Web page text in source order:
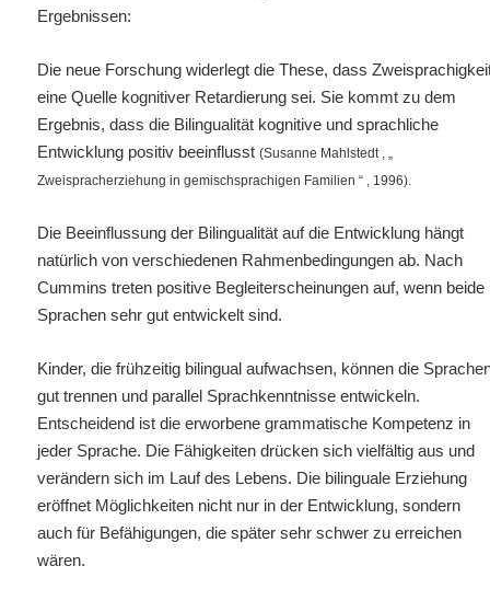
Ergebnissen:
Die neue Forschung widerlegt die These, dass
eine Quelle kognitiver Retardierung sei. Sie kommt zu dem
Ergebnis, dass die Bilingualität kognitive und sprachliche
Entwicklung positiv beeinflusst(Susanne Mahlstedt , „
Zweispracherziehung in gemischsprachigen Familien “ , 1996).
Die Beeinflussung der Bilingualität auf die Entwicklung hängt
natürlich von verschiedenen Rahmenbedingungen ab. Nach
Cummins treten positive Begleiterscheinungen auf, wenn beide
Sprachen sehr gut entwickelt sind.
Kinder, die frühzeitig bilingual aufwachsen, können die
gut trennen und parallel Sprachkenntnisse entwickeln.
Entscheidend ist die erworbene grammatische Kompetenz in
jeder Sprache. Die Fähigkeiten drücken sich vielfältig aus und
verändern sich im Lauf des Lebens. Die bilinguale Erziehung
eröffnet Möglichkeiten nicht nur in der Entwicklung, sondern
auch für Befähigungen, die später sehr schwer zu erreichen
wären.